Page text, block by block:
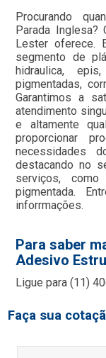
Procurando
Parada Inglesa?
Lester oferece.
segmento de
hidraulica,
pigmentadas,
Garantimos a
atendimento
e altamente
proporcionar
necessidades
destacando no
serviços,
pigmentada.
inforrmações.
Para saber
Adesivo
Ligue para(11)
Faça sua